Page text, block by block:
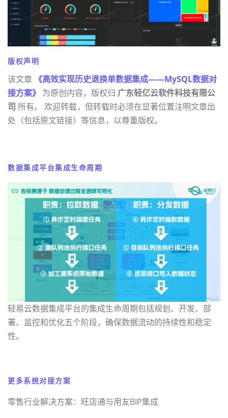
版权声明
该文章 《高效实现历史退换单数据集成——MySQL数据对
接方案》 为原创内容，版权归 广东轻亿云软件科技有限公
司 所有。 欢迎转载，但转载时必须在显著位置注明文章出
处（包括原文链接）等信息，以尊重版权。
数据集成平台集成生命周期
轻易云数据集成平台的集成生命周期包括规划、开发、部
署、监控和优化五个阶段，确保数据流动的持续性和稳定
性。
更多系统对接方案
零售行业解决方案：旺店通与用友BIP集成